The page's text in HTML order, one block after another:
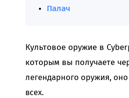
Палач
Культовое оружие в
которым вы получаете
легендарного оружия,
всех.